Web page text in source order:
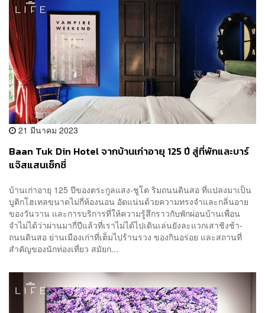
21 มีนาคม 2023
Baan Tuk Din Hotel จากบ้านเก่าอายุ 125 ปี สู่ที่พักและบาร์
แจ๊สแสนเซ็กซี่
บ้านเก่าอายุ 125 ปีของตระกูลแสง-ชูโต ริมถนนดินสอ ที่แปลงมาเป็น
บูติกโฮเทลขนาดไม่กี่ห้องนอน อัดแน่นด้วยความทรงจำและกลิ่นอาย
ของวันวาน และการบริการที่ให้ความรู้สึกราวกับพักผ่อนบ้านเพื่อน
จำไม่ได้ว่าผ่านมากี่ปีแล้วที่เราไม่ได้ไปเดินเล่นยังละแวกเสาชิงช้า-
ถนนดินสอ ย่านเมืองเก่าที่เต็มไปร้านรวง ของกินอร่อย และสถานที่
สำคัญของนักท่องเที่ยว สมัยก...